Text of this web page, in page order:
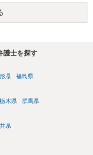
る可能性が生じるにすぎま
たるとは思えませんし、名
傷の不特定多数への公開に
して書き込んだとして
ることはないでしょう。
護士を探す
県 福島県
栃木県 群馬県
県